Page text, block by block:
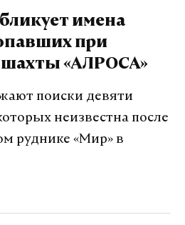
имена
при
«АЛРОСА»
поиски девяти
неизвестна после
руднике «Мир» в